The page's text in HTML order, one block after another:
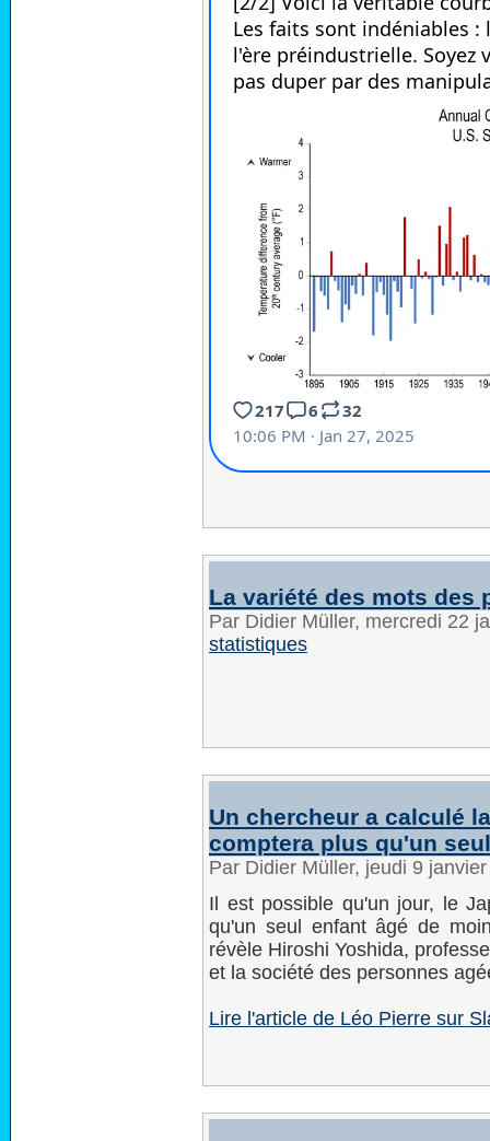
La variété des mots des
Par Didier Müller, mercredi 22
statistiques
Un chercheur a calculé
comptera plus qu'un
Par Didier Müller, jeudi 9
Il est possible qu'un jour, le
qu'un seul enfant âgé de
révèle Hiroshi Yoshida,
et la société des personnes
Lire l'article de Léo Pierre sur